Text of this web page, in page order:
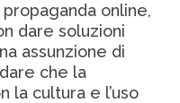
online,
dare soluzioni
assunzione di
che la
la cultura e l’uso